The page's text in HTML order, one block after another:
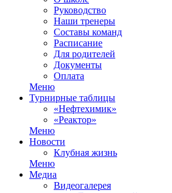
Руководство
Наши тренеры
Составы команд
Расписание
Для родителей
Документы
Оплата
Меню
Турнирные таблицы
«Нефтехимик»
«Реактор»
Меню
Новости
Клубная жизнь
Меню
Медиа
Видеогалерея